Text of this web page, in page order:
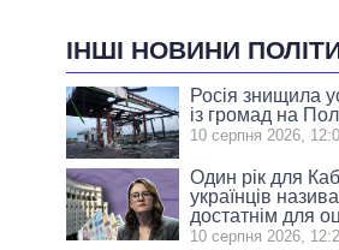
ІНШІ НОВИНИ
Росія знищила
із громад на
10 серпня 2026,
Один рік для
українців
достатнім для
10 серпня 2026,